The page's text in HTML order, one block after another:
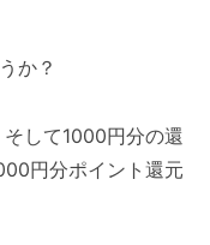
か？
して1000円分の還
円分ポイント還元